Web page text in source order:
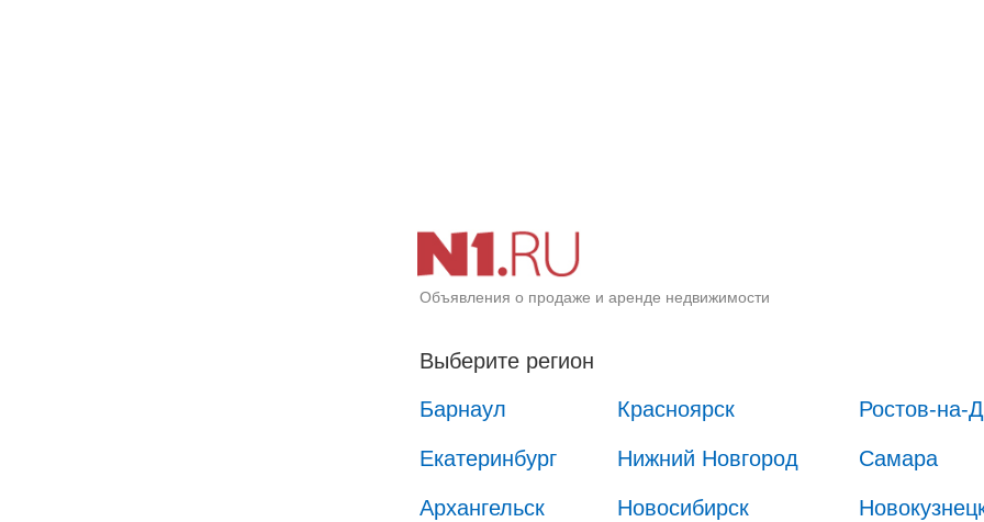
Объявления о продаже и аренде недвижимости
Выберите регион
Барнаул
Красноярск Ростов-на-
Екатеринбург Нижний Новгород Самара
Архангельск Новосибирск